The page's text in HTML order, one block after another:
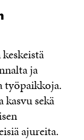
ja
työpaikkoja.
sekä
ajureita.